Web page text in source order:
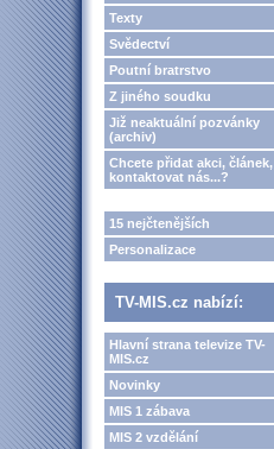
Texty
Svědectví
Poutní bratrstvo
Z jiného soudku
Již neaktuální pozvánky
(archiv)
Chcete přidat akci, článek,
kontaktovat nás...?
15 nejčtenějších
Personalizace
TV-MIS.cz nabízí:
Hlavní strana televize TV-
MIS.cz
Novinky
MIS 1 zábava
MIS 2 vzdělání